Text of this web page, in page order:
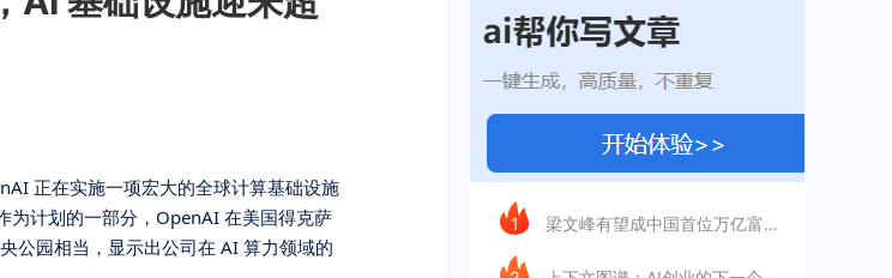
今日推荐
1 梁文峰有望成中国首位万亿富豪？AI理工男
正在实施一项宏大的全球计算基础设施
为计划的一部分，OpenAI 在美国得克萨
公园相当，显示出公司在 AI 算力领域的